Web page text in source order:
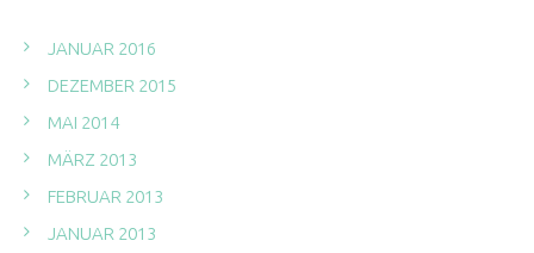
JANUAR 2016
DEZEMBER 2015
MAI 2014
MÄRZ 2013
FEBRUAR 2013
JANUAR 2013